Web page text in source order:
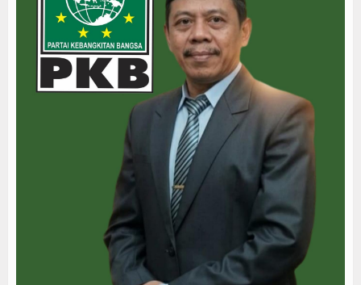
Yayasan Kreshna dan RS Husada Jakarta
Bupati Lepas Kontingen Barito Utara Ikuti
Menteri UMKM Dorong APPI Perkuat Pasar
Bupati Barito Utara Hadiri Rakor Pemerintahan
Kaji Tiru ke Bantul, Pemkab Barito Utara Dalami
Operasi Laut Gabungan Sita 1,3 Ton Ketamine,
Pramono Anung Dukung Kolaborasi Bank
Sambut HUT RI ke-81, Wali Kota Depok Sebar
Bukan Sekadar Sponsor, Bank Jakarta Bangun
Yayasan Kreshna dan RS Husada Jakarta Resmi
Bupati Lepas Kontingen Barito Utara Ikuti
Menteri UMKM Dorong APPI Perkuat Pasar